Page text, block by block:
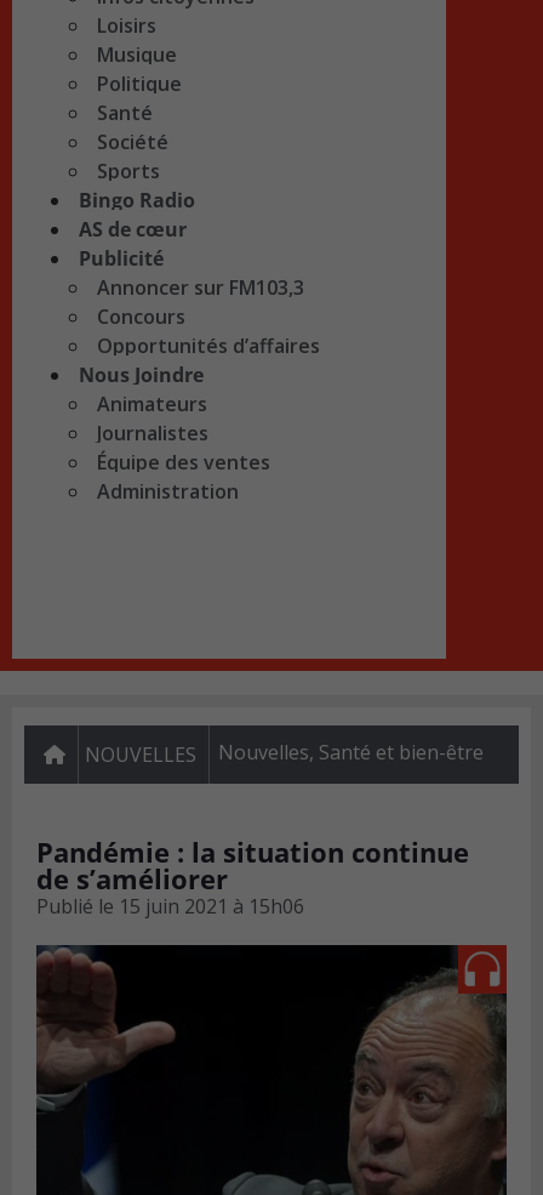
Loisirs
Musique
Politique
Santé
Société
Sports
Bingo Radio
AS de cœur
Publicité
Annoncer sur FM103,3
Concours
Opportunités d’affaires
Nous Joindre
Animateurs
Journalistes
Équipe des ventes
Administration
NOUVELLES Nouvelles, Santé et bien-être
Pandémie : la situation continue
de s’améliorer
Publié le 15 juin 2021 à 15h06